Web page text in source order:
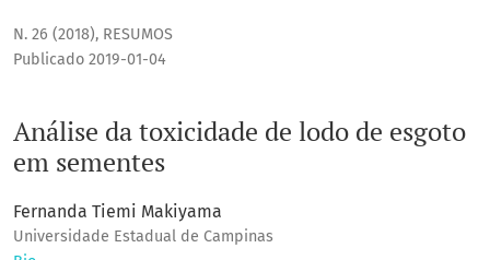
N. 26 (2018), RESUMOS
Análise da toxicidade de lodo de esgoto
em sementes
Publicado 2019-01-04
Fernanda Tiemi Makiyama
Universidade Estadual de Campinas